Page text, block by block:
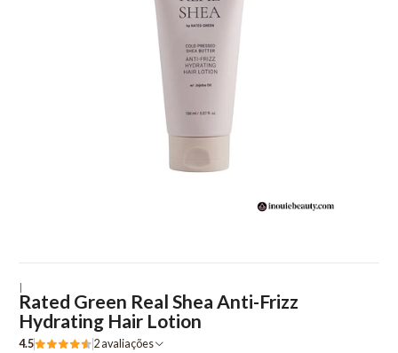
|
Rated Green Real Shea Anti-Frizz
Hydrating Hair Lotion
4.5 2 avaliações